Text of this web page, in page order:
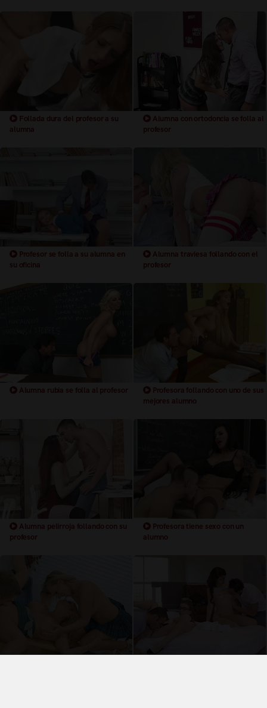
Follada dura del profesor a su
alumna
Alumna con ortodoncia se folla al
profesor
Profesor se folla a su alumna en
su oficina
Alumna traviesa follando con el
profesor
Alumna rubia se folla al profesor
Profesora follando con uno de sus
mejores alumno
Alumna pelirroja follando con su
profesor
Profesora tiene sexo con un
alumno